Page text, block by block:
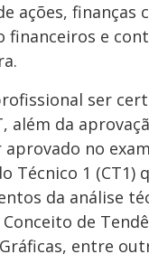
ações, finanças
financeiros e
ser
além da
aprovado no
Técnico 1 (CT1)
da análise
de
entre